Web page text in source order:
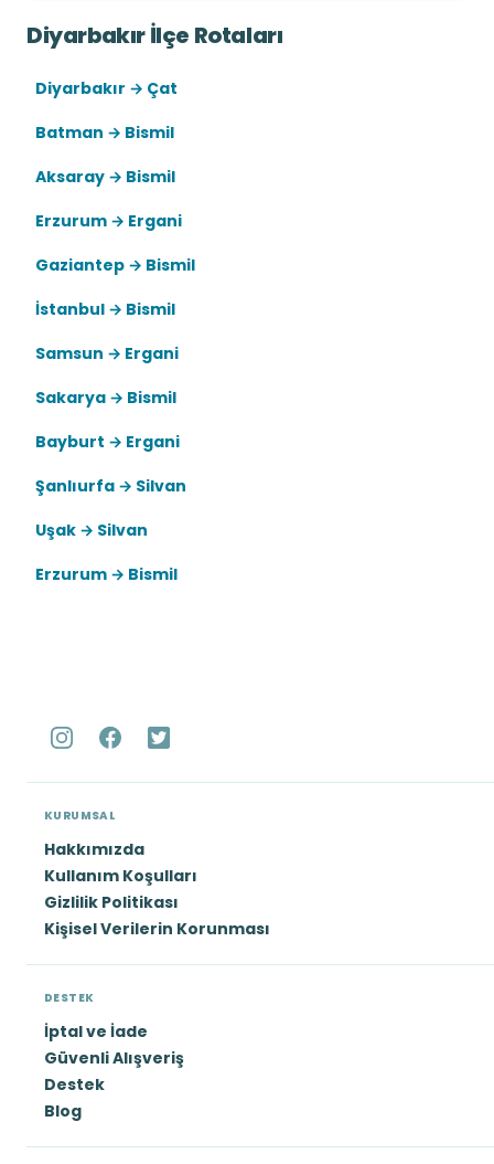
Diyarbakır İlçe Rotaları
Diyarbakır → Çat
Batman → Bismil
Aksaray → Bismil
Erzurum → Ergani
Gaziantep → Bismil
İstanbul → Bismil
Samsun → Ergani
Sakarya → Bismil
Bayburt → Ergani
Şanlıurfa → Silvan
Uşak → Silvan
Erzurum → Bismil
KURUMSAL
Hakkımızda
Kullanım Koşulları
Gizlilik Politikası
Kişisel Verilerin Korunması
DESTEK
İptal ve İade
Güvenli Alışveriş
Destek
Blog